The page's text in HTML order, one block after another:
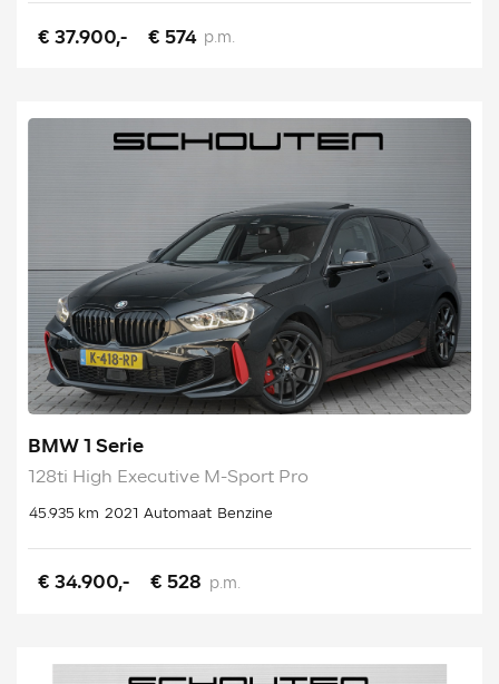
€ 37.900,- € 574 p.m.
BMW 1 Serie
128ti High Executive M-Sport Pro
45.935 km 2021 Automaat Benzine
€ 34.900,- € 528 p.m.